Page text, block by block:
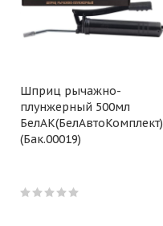
Шприц рычажно-
плунжерный 500мл
БелАК(БелАвтоКомплект)
(Бак.00019)